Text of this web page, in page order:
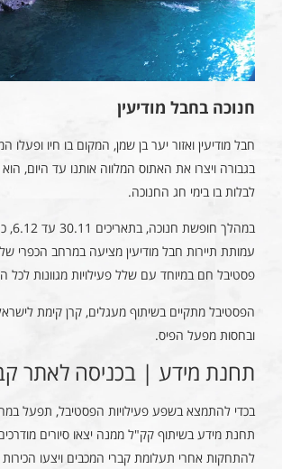
חנוכה בחבל מודיעין
חבל מודיעין ואזור יער בן שמן, המקום בו חיו ופעלו
בגבורה ויצרו את האתוס המלווה אותנו עד היום,
לבלות בו בימי חג החנוכה.
במהלך
עמותת תיירות חבל מודיעין מציעה במרחב הכפרי
פסטיבל חם במיוחד עם שלל פעילויות מגוונות
הפסטיבל מתקיים בשיתוף מעגלים, קרן קימת
ובחסות מפעל הפיס.
תחנת מידע | בכניסה לאתר
בכדי להתמצא בשפע פעילויות הפסטיבל, תפעל
תחנת מידע בשיתוף קק"ל ממנה יצאו סיורים
להתחקות אחרי תעלומת קברי המכבים ויצעו